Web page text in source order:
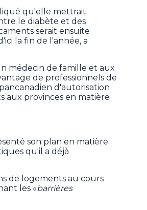
qu'elle mettrait
le diabète et des
serait ensuite
la fin de l'année, a
médecin de famille et aux
de professionnels de
d'autorisation
aux provinces en matière
son plan en matière
qu'il a déjà
de logements au cours
les «barrières